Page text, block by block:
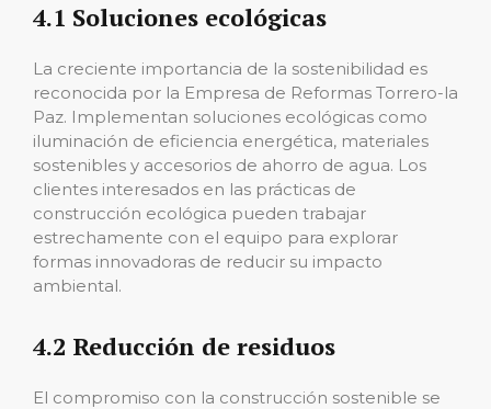
4.1 Soluciones ecológicas
La creciente importancia de la sostenibilidad es
reconocida por la Empresa de Reformas Torrero-la
Paz. Implementan soluciones ecológicas como
iluminación de eficiencia energética, materiales
sostenibles y accesorios de ahorro de agua. Los
clientes interesados ​​en las prácticas de
construcción ecológica pueden trabajar
estrechamente con el equipo para explorar
formas innovadoras de reducir su impacto
ambiental.
4.2 Reducción de residuos
El compromiso con la construcción sostenible se